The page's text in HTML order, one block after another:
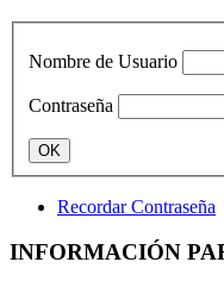
Nombre de Usuario
Contraseña
Recordar Contraseña
INFORMACIÓN